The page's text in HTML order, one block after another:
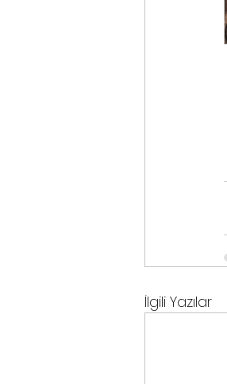
İlgili Yazılar